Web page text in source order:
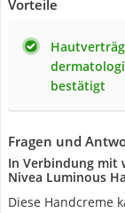
Vorteile
bestätigt
Fragen und
In Verbindung mit
Nivea Luminous
Diese Handcreme